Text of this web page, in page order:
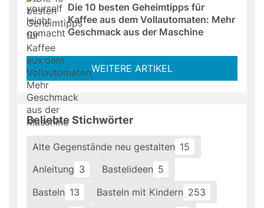
Die 10 besten Geheimtipps für
Kaffee aus dem Vollautomaten: Mehr
Geschmack aus der Maschine
WEITERE ARTIKEL
Beliebte Stichwörter
Alte Gegenstände neu gestalten 15
Anleitung 3 Bastelideen 5
Basteln 13 Basteln mit Kindern 253